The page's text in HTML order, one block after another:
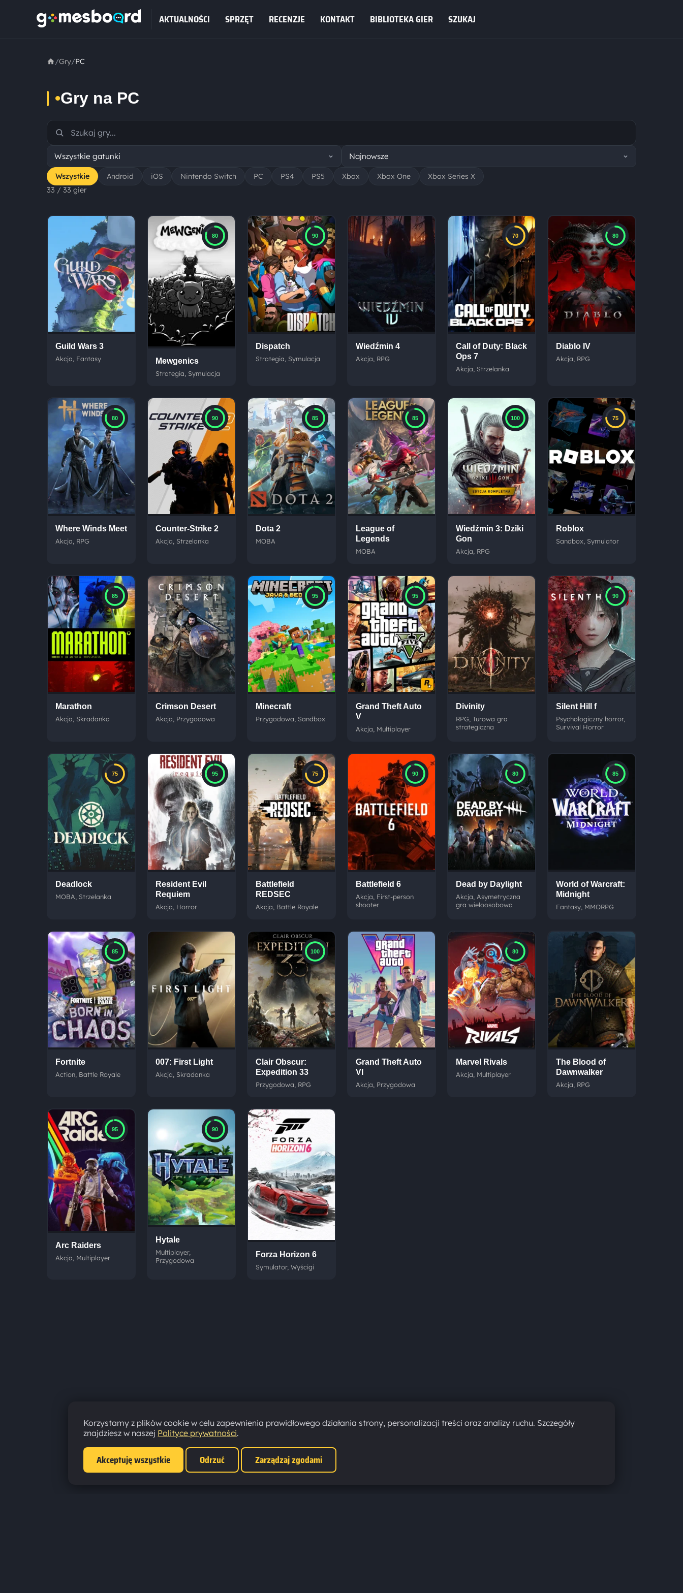
AKTUALNOŚCI SPRZĘT RECENZJE KONTAKT BIBLIOTEKA GIER SZUKAJ
/Gry/PC
•Gry na PC
Wszystkie Android iOS Nintendo Switch PC PS4 PS5 Xbox Xbox One
Xbox Series X
33 / 33 gier
Guild Wars 3
Akcja, Fantasy
80
Mewgenics
Strategia, Symulacja
90
Dispatch
Strategia, Symulacja
Wiedźmin 4
Akcja, RPG
70
Call of Duty: Black
Ops 7
Akcja, Strzelanka
80
Diablo IV
Akcja, RPG
80
Where Winds Meet
Akcja, RPG
90
Counter-Strike 2
Akcja, Strzelanka
85
Dota 2
MOBA
85
League of
Legends
MOBA
100
Wiedźmin 3: Dziki
Gon
Akcja, RPG
75
Roblox
Sandbox, Symulator
85
Marathon
Akcja, Skradanka
Crimson Desert
Akcja, Przygodowa
95
Minecraft
Przygodowa, Sandbox
95
Grand Theft Auto
V
Akcja, Multiplayer
Divinity
RPG, Turowa gra
strategiczna
90
Silent Hill f
Psychologiczny horror,
Survival Horror
75
Deadlock
MOBA, Strzelanka
95
Resident Evil
Requiem
Akcja, Horror
75
Battlefield
REDSEC
Akcja, Battle Royale
90
Battlefield 6
Akcja, First-person
shooter
80
Dead by Daylight
Akcja, Asymetryczna
gra wieloosobowa
85
World of Warcraft:
Midnight
Fantasy, MMORPG
85
Fortnite
Action, Battle Royale
007: First Light
Akcja, Skradanka
100
Clair Obscur:
Expedition 33
Przygodowa, RPG
Grand Theft Auto
VI
Akcja, Przygodowa
80
Marvel Rivals
Akcja, Multiplayer
The Blood of
Dawnwalker
Akcja, RPG
95
Arc Raiders
Akcja, Multiplayer
90
Hytale
Multiplayer,
Przygodowa
Forza Horizon 6
Symulator, Wyścigi
Korzystamy z plików cookie w celu zapewnienia prawidłowego działania strony, personalizacji treści oraz analizy ruchu. Szczegóły
znajdziesz w naszej Polityce prywatności.
Akceptuję wszystkie Odrzuć Zarządzaj zgodami